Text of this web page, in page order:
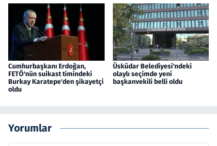
Cumhurbaşkanı Erdoğan,
FETÖ'nün suikast timindeki
Burkay Karatepe'den şikayetçi
oldu
Üsküdar Belediyesi'ndeki
olaylı seçimde yeni
başkanvekili belli oldu
Yorumlar